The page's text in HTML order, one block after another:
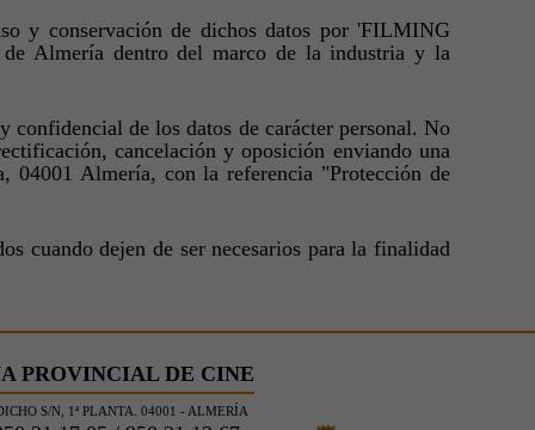
y conservación de dichos datos por 'FILMING
Almería dentro del marco de la industria y la
confidencial de los datos de carácter personal. No
cancelación y oposición enviando una
Almería, con la referencia "Protección de
cuando dejen de ser necesarios para la finalidad
PROVINCIAL DE CINE
S/N, 1ª PLANTA. 04001 - ALMERÍA